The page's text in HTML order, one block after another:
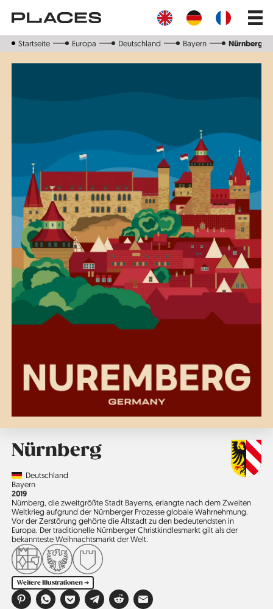
zum
Inhalt
Main
Startseite Europa Deutschland Bayern Nürnberg
Nürnberg
CountryDeutschland
Region
Bayern
Jahr
2019
Nürnberg, die zweitgrößte Stadt Bayerns, erlangte nach dem Zweiten
Weltkrieg aufgrund der Nürnberger Prozesse globale Wahrnehmung.
Vor der Zerstörung gehörte die Altstadt zu den bedeutendsten in
Europa. Der traditionelle Nürnberger Christkindlesmarkt gilt als der
bekannteste Weihnachtsmarkt der Welt.
Weitere Illustrationen ➔